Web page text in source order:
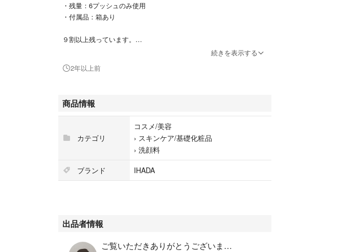
・残量：6プッシュのみ使用
・付属品：箱あり
９割以上残っています。
る、汚れや皮脂、毛穴の黒ずみを吸着し、肌のうるおいを守りなが
ら、汚れを落とす。メイクも同時に落とせます。本品は専用のつめか
え用（別売り）をご用意しています
#薬用うるおいミルク洗顔料
#16230
続きを表示する
2年以上前
商品情報
カテゴリ
コスメ/美容
› スキンケア/基礎化粧品
› 洗顔料
ブランド
IHADA
出品者情報
ご覧いただきありがとうございます♪